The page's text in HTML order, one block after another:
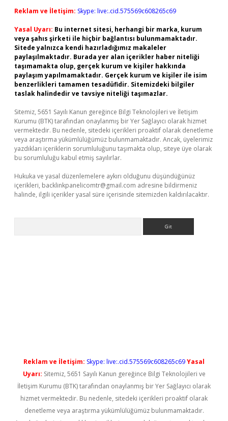
Reklam ve İletişim: Skype: live:.cid.575569c608265c69
Yasal Uyarı: Bu internet sitesi, herhangi bir marka, kurum
veya şahıs şirketi ile hiçbir bağlantısı bulunmamaktadır.
Sitede yalnızca kendi hazırladığımız makaleler
paylaşılmaktadır. Burada yer alan içerikler haber niteliği
taşımamakta olup, gerçek kurum ve kişiler hakkında
paylaşım yapılmamaktadır. Gerçek kurum ve kişiler ile isim
benzerlikleri tamamen tesadüfidir. Sitemizdeki bilgiler
taslak halindedir ve tavsiye niteliği taşımazlar.
Sitemiz, 5651 Sayılı Kanun gereğince Bilgi Teknolojileri ve İletişim
Kurumu (BTK) tarafından onaylanmış bir Yer Sağlayıcı olarak hizmet
vermektedir. Bu nedenle, sitedeki içerikleri proaktif olarak denetleme
veya araştırma yükümlülüğümüz bulunmamaktadır. Ancak, üyelerimiz
yazdıkları içeriklerin sorumluluğunu taşımakta olup, siteye üye olarak
bu sorumluluğu kabul etmiş sayılırlar.
Hukuka ve yasal düzenlemelere aykırı olduğunu düşündüğünüz
içerikleri, backlinkpanelicomtr@gmail.com adresine bildirmeniz
halinde, ilgili içerikler yasal süre içerisinde sitemizden kaldırılacaktır.
Reklam ve İletişim: Skype: live:.cid.575569c608265c69Yasal
Uyarı: Sitemiz, 5651 Sayılı Kanun gereğince Bilgi Teknolojileri ve
İletişim Kurumu (BTK) tarafından onaylanmış bir Yer Sağlayıcı olarak
hizmet vermektedir. Bu nedenle, sitedeki içerikleri proaktif olarak
denetleme veya araştırma yükümlülüğümüz bulunmamaktadır.